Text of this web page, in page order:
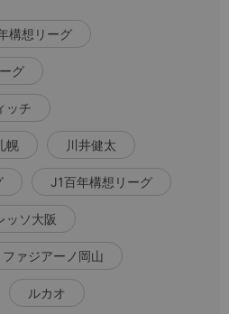
構想リーグ
グ
ッチ
幌 川井健太
J1百年構想リーグ
ッソ大阪
ファジアーノ岡山
ルカオ